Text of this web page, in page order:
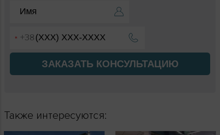
ЗАКАЗАТЬ КОНСУЛЬТАЦИЮ
Также интересуются: